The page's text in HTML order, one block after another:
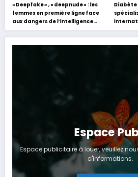
« Deepfake » , « deepnude » : les
femmes en première ligne face
aux dangers de l’intelligence
artificielle
Diabète
Tanger
Espace
Espace publicitaire à louer, veuillez
d'informations.